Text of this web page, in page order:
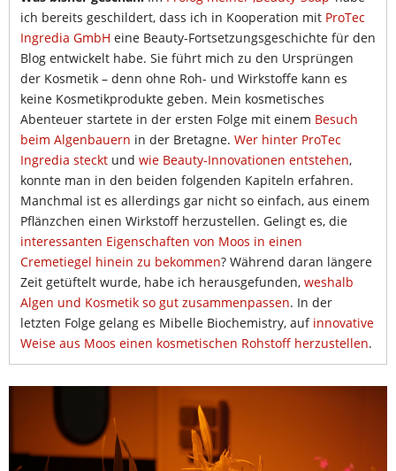
ich bereits geschildert, dass ich in Kooperation mit ProTec
Ingredia GmbH eine Beauty-Fortsetzungsgeschichte für den
Blog entwickelt habe. Sie führt mich zu den Ursprüngen
der Kosmetik – denn ohne Roh- und Wirkstoffe kann es
keine Kosmetikprodukte geben. Mein kosmetisches
Abenteuer startete in der ersten Folge mit einem Besuch
beim Algenbauern in der Bretagne. Wer hinter ProTec
Ingredia steckt und wie Beauty-Innovationen entstehen,
konnte man in den beiden folgenden Kapiteln erfahren.
Manchmal ist es allerdings gar nicht so einfach, aus einem
Pflänzchen einen Wirkstoff herzustellen. Gelingt es, die
interessanten Eigenschaften von Moos in einen
Cremetiegel hinein zu bekommen? Während daran längere
Zeit getüftelt wurde, habe ich herausgefunden, weshalb
Algen und Kosmetik so gut zusammenpassen. In der
letzten Folge gelang es Mibelle Biochemistry, auf innovative
Weise aus Moos einen kosmetischen Rohstoff herzustellen.